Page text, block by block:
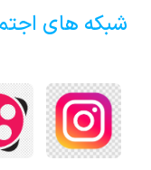
شبکه های